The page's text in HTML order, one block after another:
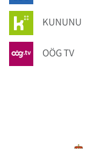
KUNUNU
OÖG TV